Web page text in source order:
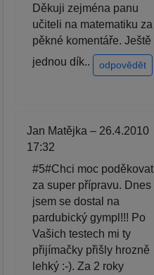
Děkuji zejména panu
učiteli na matematiku za
pěkné komentáře. Ještě
jednou dík..
odpovědět
Jan Matějka – 26.4.2010
17:32
#5#Chci moc poděkovat
za super přípravu. Dnes
jsem se dostal na
pardubický gympl!!! Po
Vašich testech mi ty
přijímačky přišly hrozně
lehký :-). Za 2 roky